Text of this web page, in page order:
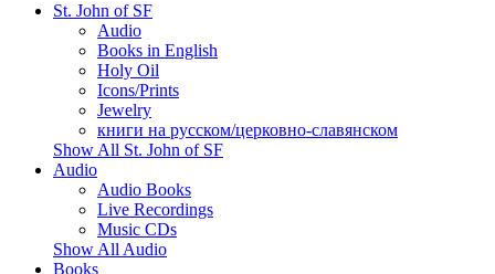
St. John of SF
Audio
Books in English
Holy Oil
Icons/Prints
Jewelry
книги на русском/церковно-славянском
Show All St. John of SF
Audio
Audio Books
Live Recordings
Music CDs
Show All Audio
Books